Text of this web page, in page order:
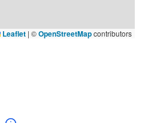
Leaflet | ©OpenStreetMapcontributors